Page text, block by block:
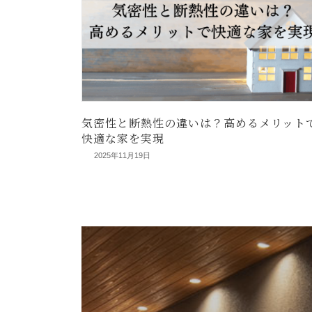
気密性と断熱性の違いは？高めるメリット
快適な家を実現
2025年11月19日